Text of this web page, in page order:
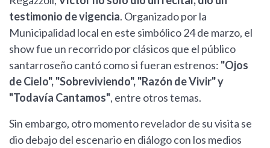
testimonio de vigencia. Organizado por la
Municipalidad local en este simbólico 24 de marzo, el
show fue un recorrido por clásicos que el público
santarroseño cantó como si fueran estrenos: "Ojos
de Cielo", "Sobreviviendo", "Razón de Vivir" y
"Todavía Cantamos", entre otros temas.
Sin embargo, otro momento revelador de su visita se
dio debajo del escenario en diálogo con los medios